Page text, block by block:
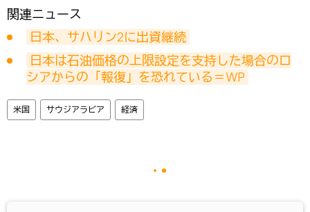
関連ニュース
日本、サハリン2に出資継続
日本は石油価格の上限設定を支持した場合のロ
シアからの「報復」を恐れている＝WP
米国 サウジアラビア 経済